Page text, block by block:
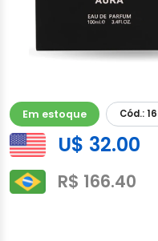
Em estoque Cód.:
U$ 32.00
R$ 166.40